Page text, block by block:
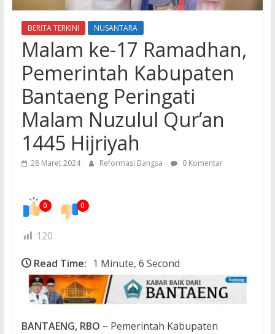
BERITA TERKINI NUSANTARA
Malam ke-17 Ramadhan,
Pemerintah Kabupaten
Bantaeng Peringati
Malam Nuzulul Qur’an
1445 Hijriyah
28 Maret 2024 Reformasi Bangsa 0 Komentar
0 0
120
Read Time: 1 Minute, 6 Second
BANTAENG, RBO – Pemerintah Kabupaten